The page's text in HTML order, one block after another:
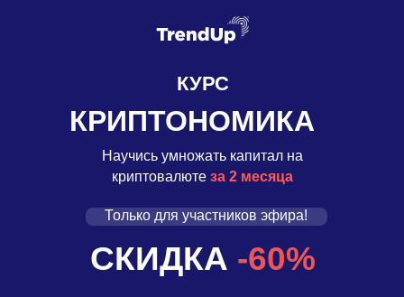
Научись умножать капитал на
криптовалюте за 2 месяца
КУРС
КРИПТОНОМИКА
СКИДКА -60%
Только для участников эфира!